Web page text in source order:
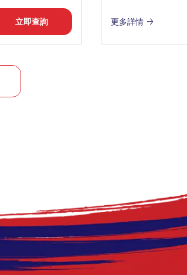
立即查詢 更多詳情